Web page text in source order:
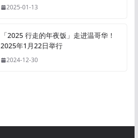
2025-01-13
「2025 行走的年夜饭」走进温哥华！
2025年1月22日举行
2024-12-30